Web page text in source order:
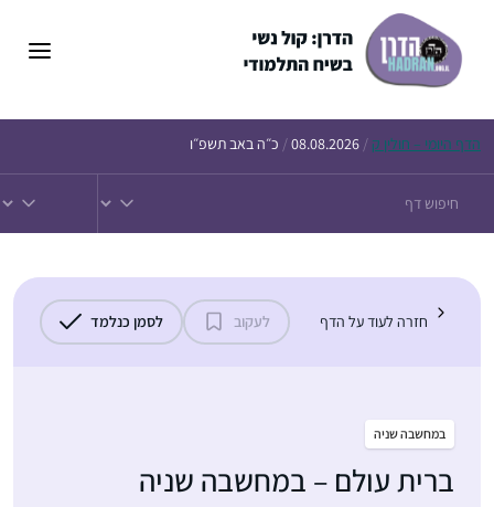
הדף היומי – חולין ק /
08.08.2026
/ כ״ה באב תשפ״ו
חזרה לעוד על הדף לעקוב לסמן כנלמד
במחשבה שניה
ברית עולם – במחשבה שניה